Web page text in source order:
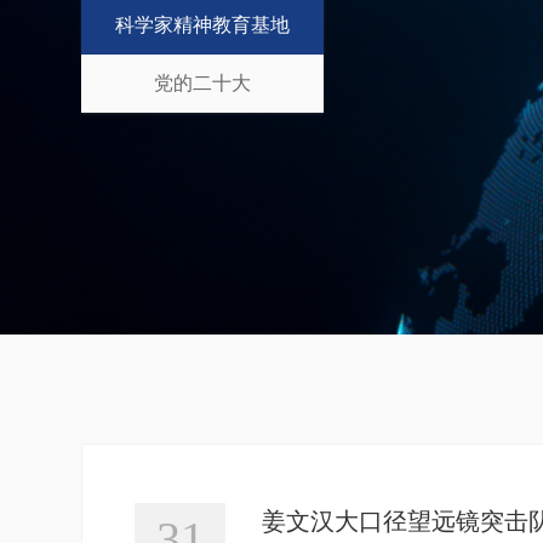
科学家精神教育基地
党的二十大
姜文汉大口径望远镜突击